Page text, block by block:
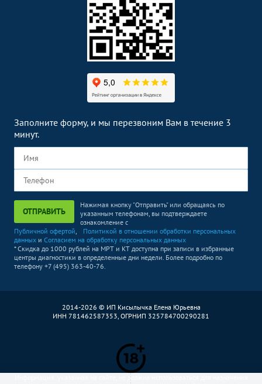
Заполните форму, и мы перезвоним Вам в течение 3
минут.
ОТПРАВИТЬ
Нажимая кнопку "Отправить" или обращаясь по
указанным телефонам, вы подтверждаете
ознакомление с
Публичной офертой,
Политикой в отношении обработки персональных
данных и Согласием на обработку персональных данных
* Скидка до 1000 рублей на МРТ и КТ доступна при записи в избранные
центры диагностики в определенные дни недели. Более подробно по
телефону +7 (495) 363-40-76.
2014-2026 © ИП Кисылычка Елена Юрьевна
ИНН 781462587353, ОГРНИП 325784700290281
Информация, указанная на сайте, не должна использоваться для назначения